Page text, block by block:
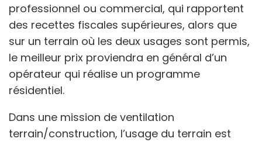
professionnel ou commercial, qui rapportent
des recettes fiscales supérieures, alors que
sur un terrain où les deux usages sont permis,
le meilleur prix proviendra en général d’un
opérateur qui réalise un programme
résidentiel.
Dans une mission de ventilation
terrain/construction, l’usage du terrain est